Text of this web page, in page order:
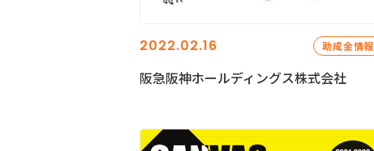
2022.02.16 助成金情報
阪急阪神ホールディングス株式会社